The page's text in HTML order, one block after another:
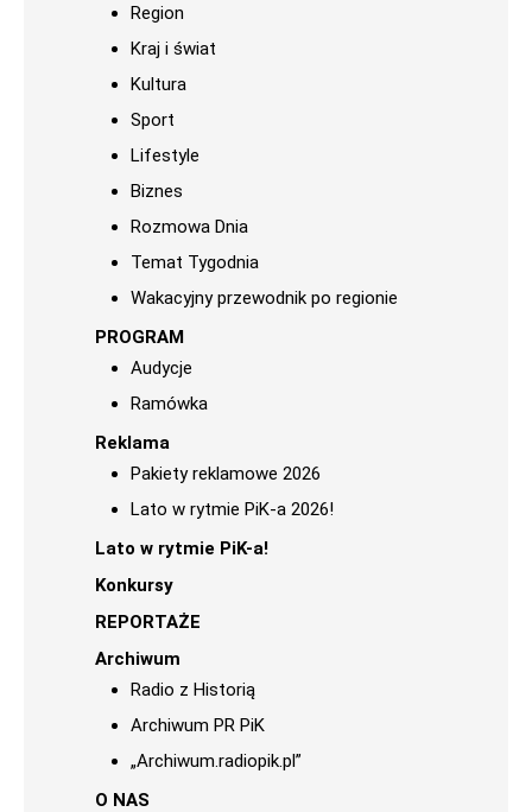
Region
Kraj i świat
Kultura
Sport
Lifestyle
Biznes
Rozmowa Dnia
Temat Tygodnia
Wakacyjny przewodnik po regionie
PROGRAM
Audycje
Ramówka
Reklama
Pakiety reklamowe 2026
Lato w rytmie PiK-a 2026!
Lato w rytmie PiK-a!
Konkursy
REPORTAŻE
Archiwum
Radio z Historią
Archiwum PR PiK
„Archiwum.radiopik.pl”
O NAS